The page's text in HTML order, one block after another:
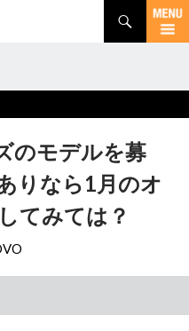
のモデルを募
りなら1月のオ
てみては？